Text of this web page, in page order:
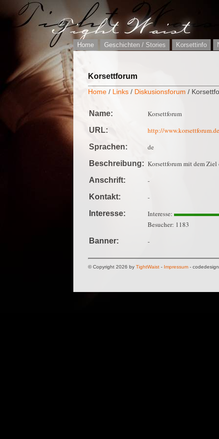
Home Geschichten / Stories Korsettinfo
Korsettforum
Home / Links / Diskusionsforum /
Name: Korsettforum
URL: http://www.korsettforum.de
Sprachen: de
Beschreibung: Korsettforum mit dem
Anschrift: -
Kontakt: -
Interesse:
Interesse:
Besucher: 1183
Banner: -
© Copyright 2026 by TightWaist - Impressum -